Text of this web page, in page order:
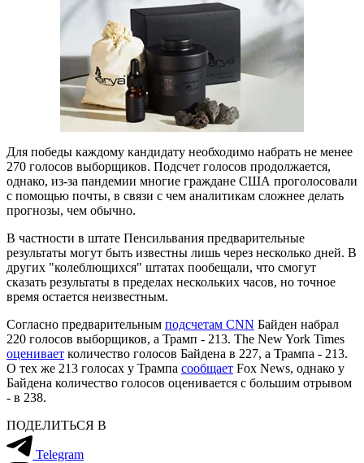
Для победы каждому кандидату необходимо набрать не менее
270 голосов выборщиков. Подсчет голосов продолжается,
однако, из-за пандемии многие граждане США проголосовали
с помощью почты, в связи с чем аналитикам сложнее делать
прогнозы, чем обычно.
В частности в штате Пенсильвания предварительные
результаты могут быть известны лишь через несколько дней. В
других "колеблющихся" штатах пообещали, что смогут
сказать результаты в пределах нескольких часов, но точное
время остается неизвестным.
Согласно предварительным подсчетам CNN Байден набрал
220 голосов выборщиков, а Трамп - 213. The New York Times
оценивает количество голосов Байдена в 227, а Трампа - 213.
О тех же 213 голосах у Трампа сообщает Fox News, однако у
Байдена количество голосов оценивается с большим отрывом
- в 238.
ПОДЕЛИТЬСЯ В
Telegram